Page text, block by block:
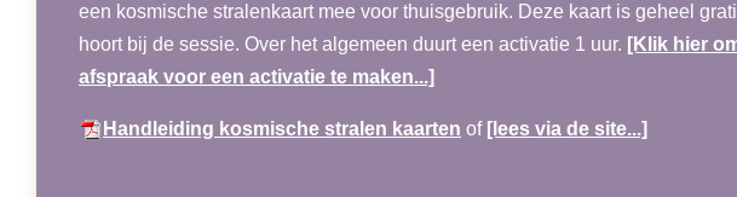
een kosmische stralenkaart mee voor thuisgebruik. Deze kaart is geheel
hoort bij de sessie. Over het algemeen duurt een activatie 1 uur. [Klik hier
afspraak voor een activatie te maken...]
Handleiding kosmische stralen kaarten of [lees via de site...]